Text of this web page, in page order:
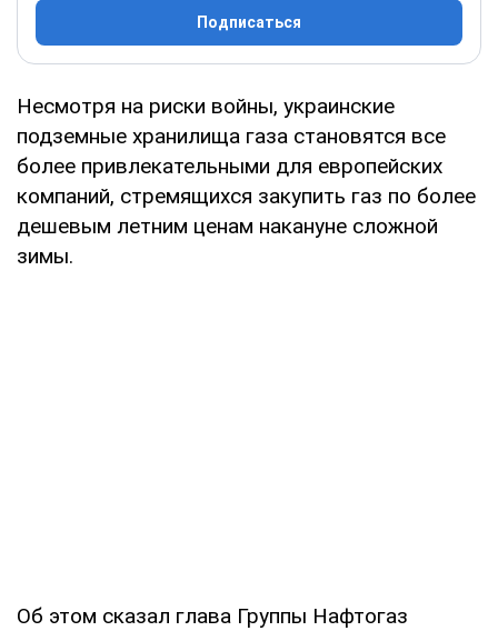
Подписаться
Несмотря на риски войны, украинские
подземные хранилища газа становятся все
более привлекательными для европейских
компаний, стремящихся закупить газ по более
дешевым летним ценам накануне сложной
зимы.
Об этом сказал глава Группы Нафтогаз